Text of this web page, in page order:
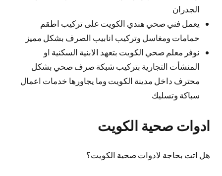
الجدران
يعمل فني صحي هندي الكويت على تركيب اطقم
حمامات ومغاسل وتركيب انابيب الصرف بشكل مميز
نوفر معلم صحي الكويت بتعهد الابنية السكنية او
المنشأت التجارية بتركيب شبكة صرف صحي بشكل
محترف داخل مدينة الكويت وما يجاورها خدمات اعمال
سباكة وتسليك
ادوات صحية الكويت
هل اتت بحاجة لادوات صحية الكويت؟